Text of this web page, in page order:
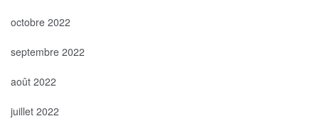
octobre 2022
septembre 2022
août 2022
juillet 2022